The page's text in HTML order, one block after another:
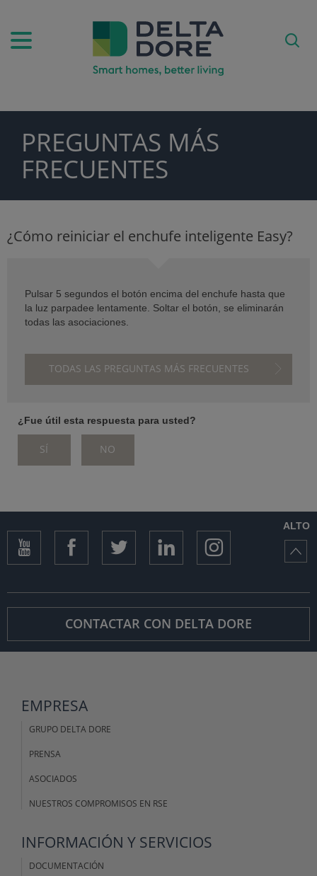
PREGUNTAS MÁS
FRECUENTES
¿Cómo reiniciar el enchufe inteligente Easy?
Pulsar 5 segundos el botón encima del enchufe hasta que
la luz parpadee lentamente. Soltar el botón, se eliminarán
todas las asociaciones.
TODAS LAS PREGUNTAS MÁS FRECUENTES
¿Fue útil esta respuesta para usted?
SÍ NO
ALTO
CONTACTAR CON DELTA DORE
EMPRESA
GRUPO DELTA DORE
PRENSA
ASOCIADOS
NUESTROS COMPROMISOS EN RSE
INFORMACIÓN Y SERVICIOS
DOCUMENTACIÓN